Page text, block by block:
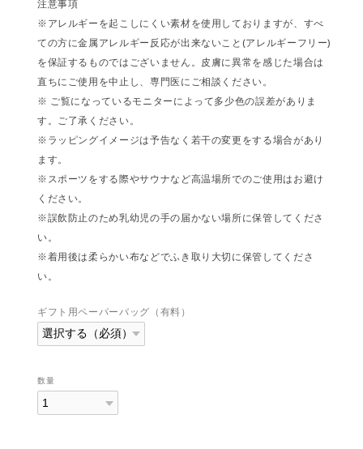
注意事項
※アレルギーを起こしにくい素材を使用しておりますが、すべ
ての方に金属アレルギー反応が出来ないこと(アレルギーフリー)
を保証するものではございません。皮膚に異常を感じた場合は
直ちにご使用を中止し、専門医にご相談ください。
※ ご覧になっているモニターによって多少色の誤差がありま
す。ご了承ください。
※ラッピングイメージは予告なく若干の変更をする場合があり
ます。
※スポーツをする際やサウナなど高温場所でのご使用はお避け
ください。
※誤飲防止のため乳幼児の手の届かない場所に保管してくださ
い。
※着用後は柔らかい布などでふき取り大切に保管してくださ
い。
ギフト用ペーパーバッグ（有料）
数量